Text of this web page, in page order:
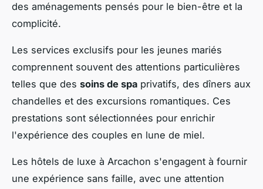
des aménagements pensés pour le bien-être et la
complicité.
Les services exclusifs pour les jeunes mariés
comprennent souvent des attentions particulières
telles que des soins de spa privatifs, des dîners aux
chandelles et des excursions romantiques. Ces
prestations sont sélectionnées pour enrichir
l'expérience des couples en lune de miel.
Les hôtels de luxe à Arcachon s'engagent à fournir
une expérience sans faille, avec une attention